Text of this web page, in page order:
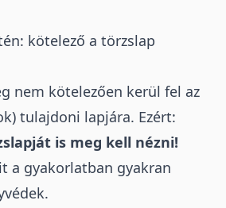
kötelező a törzslap
nem kötelezően kerül fel az
tulajdoni lapjára. Ezért:
is meg kell nézni!
a gyakorlatban gyakran
.